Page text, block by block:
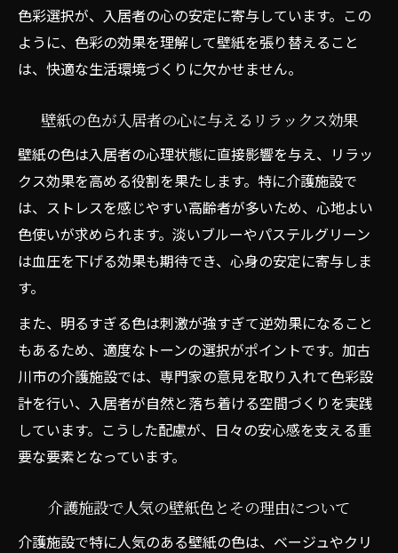
色彩選択が、入居者の心の安定に寄与しています。この
ように、色彩の効果を理解して壁紙を張り替えること
は、快適な生活環境づくりに欠かせません。
壁紙の色が入居者の心に与えるリラックス効果
壁紙の色は入居者の心理状態に直接影響を与え、リラッ
クス効果を高める役割を果たします。特に介護施設で
は、ストレスを感じやすい高齢者が多いため、心地よい
色使いが求められます。淡いブルーやパステルグリーン
は血圧を下げる効果も期待でき、心身の安定に寄与しま
す。
また、明るすぎる色は刺激が強すぎて逆効果になること
もあるため、適度なトーンの選択がポイントです。加古
川市の介護施設では、専門家の意見を取り入れて色彩設
計を行い、入居者が自然と落ち着ける空間づくりを実践
しています。こうした配慮が、日々の安心感を支える重
要な要素となっています。
介護施設で人気の壁紙色とその理由について
介護施設で特に人気のある壁紙の色は、ベージュやクリ